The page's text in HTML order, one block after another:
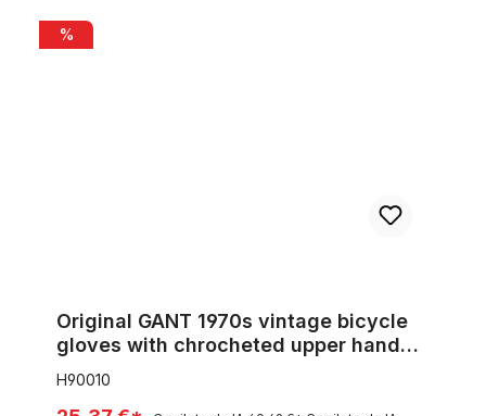
Original GANT 1970s vintage bicycle gloves with chrocheted
%
Original GANT 1970s vintage bicycle
gloves with chrocheted upper hand
Size 10
H90010